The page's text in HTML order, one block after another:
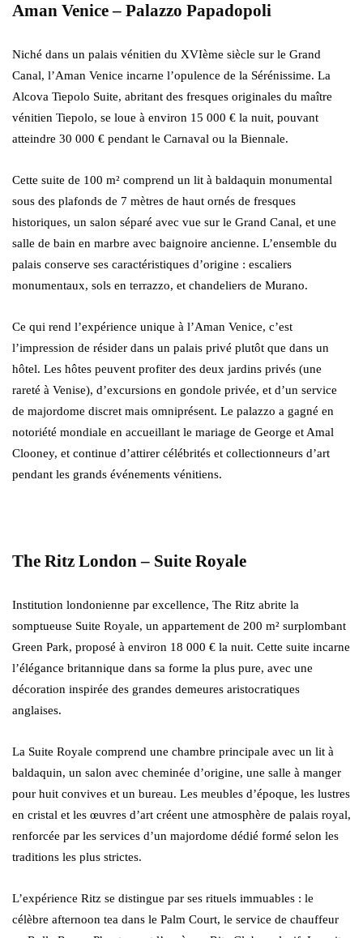
Aman Venice – Palazzo Papadopoli
Niché dans un palais vénitien du XVIème siècle sur le Grand
Canal, l’Aman Venice incarne l’opulence de la Sérénissime. La
Alcova Tiepolo Suite, abritant des fresques originales du maître
vénitien Tiepolo, se loue à environ 15 000 € la nuit, pouvant
atteindre 30 000 € pendant le Carnaval ou la Biennale.
Cette suite de 100 m² comprend un lit à baldaquin monumental
sous des plafonds de 7 mètres de haut ornés de fresques
historiques, un salon séparé avec vue sur le Grand Canal, et une
salle de bain en marbre avec baignoire ancienne. L’ensemble du
palais conserve ses caractéristiques d’origine : escaliers
monumentaux, sols en terrazzo, et chandeliers de Murano.
Ce qui rend l’expérience unique à l’Aman Venice, c’est
l’impression de résider dans un palais privé plutôt que dans un
hôtel. Les hôtes peuvent profiter des deux jardins privés (une
rareté à Venise), d’excursions en gondole privée, et d’un service
de majordome discret mais omniprésent. Le palazzo a gagné en
notoriété mondiale en accueillant le mariage de George et Amal
Clooney, et continue d’attirer célébrités et collectionneurs d’art
pendant les grands événements vénitiens.
The Ritz London – Suite Royale
Institution londonienne par excellence, The Ritz abrite la
somptueuse Suite Royale, un appartement de 200 m² surplombant
Green Park, proposé à environ 18 000 € la nuit. Cette suite incarne
l’élégance britannique dans sa forme la plus pure, avec une
décoration inspirée des grandes demeures aristocratiques
anglaises.
La Suite Royale comprend une chambre principale avec un lit à
baldaquin, un salon avec cheminée d’origine, une salle à manger
pour huit convives et un bureau. Les meubles d’époque, les lustres
en cristal et les œuvres d’art créent une atmosphère de palais royal,
renforcée par les services d’un majordome dédié formé selon les
traditions les plus strictes.
L’expérience Ritz se distingue par ses rituels immuables : le
célèbre afternoon tea dans le Palm Court, le service de chauffeur